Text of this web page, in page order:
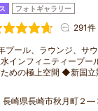
フォトギャラリー
291件
ール、ラウンジ、サ
インフィニティープ
めの極上空間 ◆新国
長崎県長崎市秋月町２―